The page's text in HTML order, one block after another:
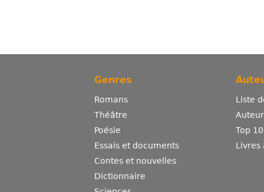
Genres
Romans
Théâtre
Poésie
Essais et documents
Contes et nouvelles
Dictionnaire
Liste
Top
Livres